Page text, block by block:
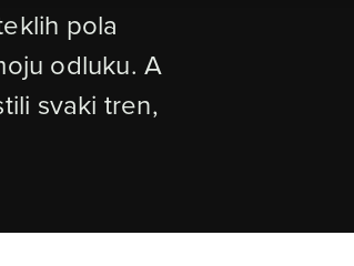
pola
odluku. A
svaki tren,